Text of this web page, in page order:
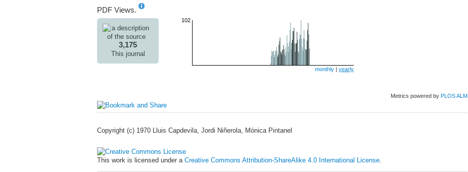
PDF Views.
3,175
This journal
102
monthly |yearly
Metrics powered byPLOS ALM
Copyright (c) 1970 Lluis Capdevila, Jordi Niñerola, Mónica Pintanel
This work is licensed under a Creative Commons Attribution-ShareAlike 4.0 International License.